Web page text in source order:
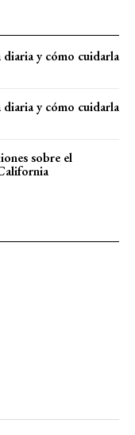
y cómo cuidarla
y cómo cuidarla
sobre el